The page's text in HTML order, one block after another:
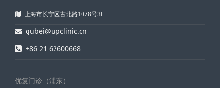
上海市长宁区古北路1078号3F
gubei@upclinic.cn
+86 21 62600668
优复门诊（浦东）